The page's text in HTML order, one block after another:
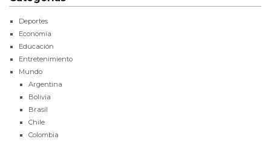
Deportes
Economía
Educación
Entretenimiento
Mundo
Argentina
Bolivia
Brasil
Chile
Colombia